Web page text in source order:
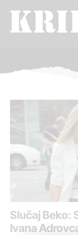
Slučaj Beko:
Ivana